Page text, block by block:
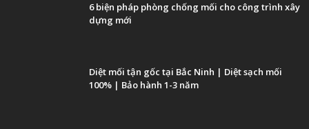
6 biện pháp phòng chống mối cho công trình xây
dựng mới
Diệt mối tận gốc tại Bắc Ninh | Diệt sạch mối
100% | Bảo hành 1-3 năm